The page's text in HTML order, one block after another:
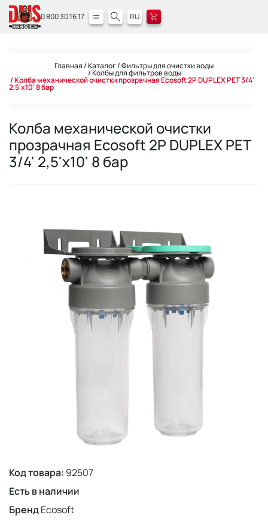
0 800 30 16 17 RU
Главная Каталог Фильтры для очистки воды
Колбы для фильтров воды
Колба механической очистки прозрачная Ecosoft 2P DUPLEX PET 3/4'
2,5'х10' 8 бар
Колба механической очистки
прозрачная Ecosoft 2P DUPLEX PET
3/4' 2,5'х10' 8 бар
Код товара: 92507
Есть в наличии
БрендEcosoft